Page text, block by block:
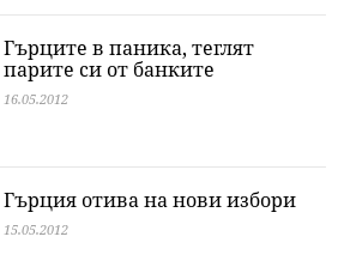
Гърците в паника, теглят
парите си от банките
16.05.2012
Гърция отива на нови избори
15.05.2012